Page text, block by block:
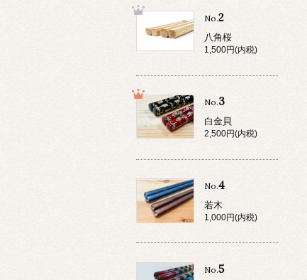
No.2
八角桜
1,500円(内税)
No.3
白金貝
2,500円(内税)
No.4
若木
1,000円(内税)
No.5